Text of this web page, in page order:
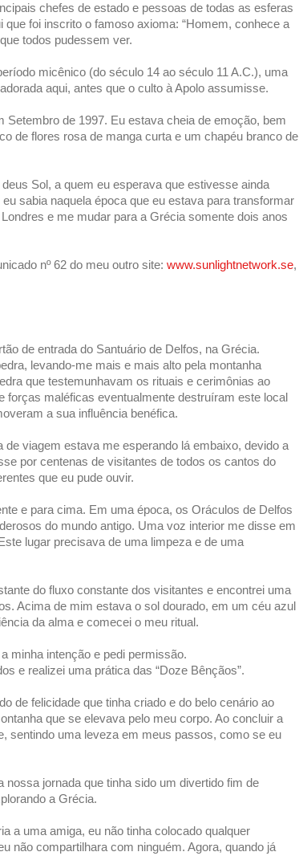
chefes de estado e pessoas de todas as esferas
foi inscrito o famoso axioma: “Homem, conhece a
todos pudessem ver.
micênico (do século 14 ao século 11 A.C.), uma
aqui, antes que o culto à Apolo assumisse.
Setembro de 1997. Eu estava cheia de emoção, bem
de flores rosa de manga curta e um chapéu branco de
Sol, a quem eu esperava que estivesse ainda
sabia naquela época que eu estava para transformar
e me mudar para a Grécia somente dois anos
nº 62 do meu outro site: www.sunlightnetwork.se,
de entrada do Santuário de Delfos, na Grécia.
levando-me mais e mais alto pela montanha
que testemunhavam os rituais e cerimônias ao
forças maléficas eventualmente destruíram este local
a sua influência benéfica.
viagem estava me esperando lá embaixo, devido a
por centenas de visitantes de todos os cantos do
que eu pude ouvir.
e para cima. Em uma época, os Oráculos de Delfos
do mundo antigo. Uma voz interior me disse em
lugar precisava de uma limpeza e de uma
do fluxo constante dos visitantes e encontrei uma
Acima de mim estava o sol dourado, em um céu azul
da alma e comecei o meu ritual.
minha intenção e pedi permissão.
e realizei uma prática das “Doze Bênçãos”.
de felicidade que tinha criado e do belo cenário ao
que se elevava pelo meu corpo. Ao concluir a
sentindo uma leveza em meus passos, como se eu
jornada que tinha sido um divertido fim de
a Grécia.
a uma amiga, eu não tinha colocado qualquer
não compartilhara com ninguém. Agora, quando já